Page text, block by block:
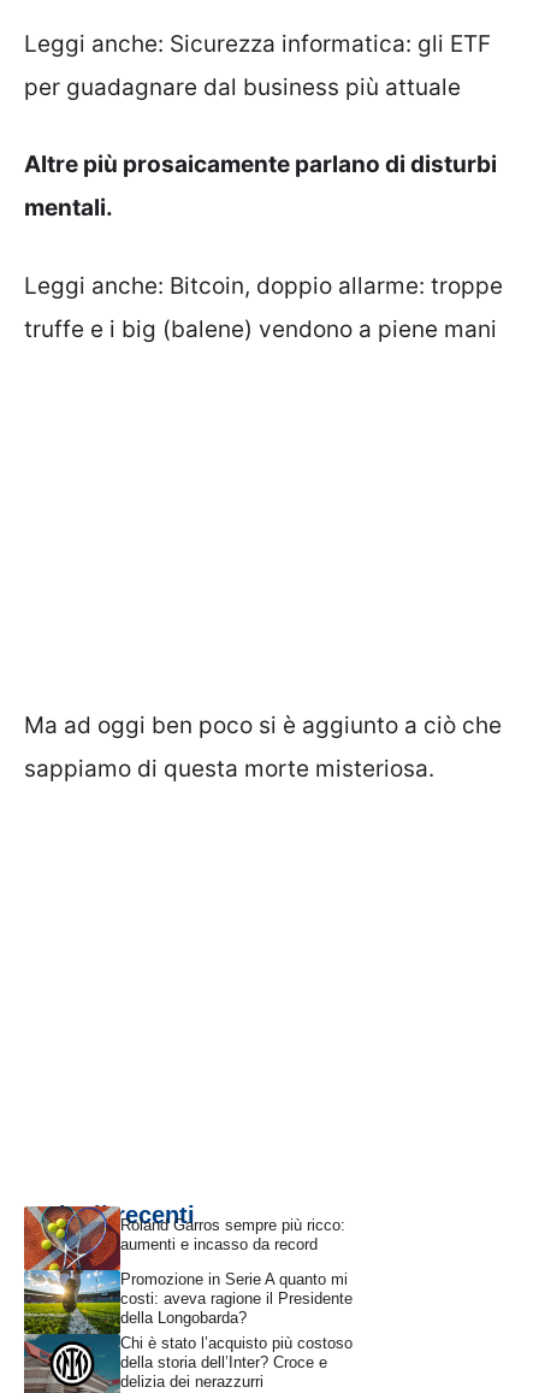
Leggi anche: Sicurezza informatica: gli ETF
per guadagnare dal business più attuale
Altre più prosaicamente parlano di disturbi
mentali.
Leggi anche: Bitcoin, doppio allarme: troppe
truffe e i big (balene) vendono a piene mani
Ma ad oggi ben poco si è aggiunto a ciò che
sappiamo di questa morte misteriosa.
Articoli recentiRoland Garros sempre più ricco:
aumenti e incasso da record
Promozione in Serie A quanto mi
costi: aveva ragione il Presidente
della Longobarda?
Chi è stato l’acquisto più costoso
della storia dell’Inter? Croce e
delizia dei nerazzurri